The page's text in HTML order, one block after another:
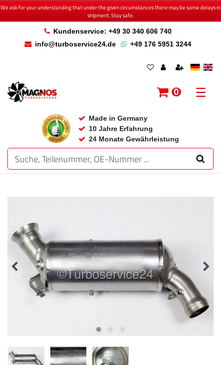
We ask for your understanding that under the given circumstances there may be some delays in
shipment. Stay safe.
Kundenservice: +49 30 340 606 740
info@turboservice24.de
+49 176 5951 3244
Made in Germany
10 Jahre Erfahrung
24 Monate Gewährleistung
0 ☰